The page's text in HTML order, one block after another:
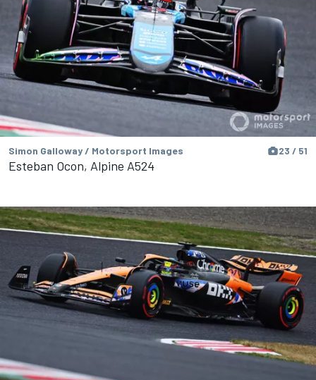
Simon Galloway / Motorsport Images 23 / 51
Esteban Ocon, Alpine A524